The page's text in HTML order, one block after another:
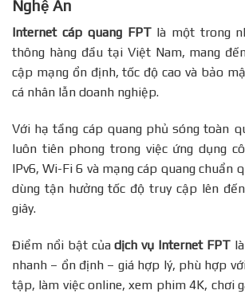
Nghệ An
Internet cáp quang FPTlà một trong
thông hàng đầu tại Việt Nam, mang
cập mạng ổn định, tốc độ cao và bảo
cá nhân lẫn doanh nghiệp.
Với hạ tầng cáp quang phủ sóng toàn
luôn tiên phong trong việc ứng dụng
IPv6, Wi-Fi 6 và mạng cáp quang chuẩn
dùng tận hưởng tốc độ truy cập lên
giây.
Điểm nổi bật củadịch vụ Internet FPTlà
nhanh – ổn định – giá hợp lý, phù hợp
tập, làm việc online, xem phim 4K, chơi